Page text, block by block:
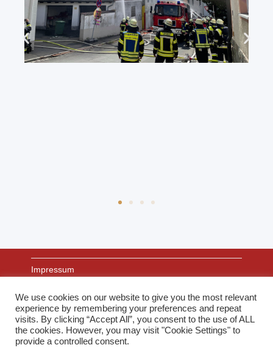
Impressum
Datenschutz
We use cookies on our website to give you the most relevant
experience by remembering your preferences and repeat
visits. By clicking “Accept All”, you consent to the use of ALL
the cookies. However, you may visit "Cookie Settings" to
provide a controlled consent.